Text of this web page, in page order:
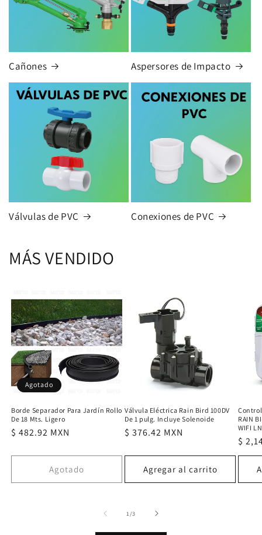
Cañones Aspersores de Impacto
Válvulas de PVC Conexiones de PVC
MÁS VENDIDO
Agotado
Borde Separador Para Jardín Rollo
De 18 Mts. Ligero
Precio
$ 482.92 MXN
Agotado
Válvula Eléctrica Rain Bird 100DV
De 1 pulg. Incluye Solenoide
Precio
$ 376.42 MXN
Agregar al carrito
RAIN
WIFI
$
1/de
3